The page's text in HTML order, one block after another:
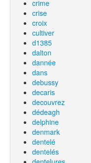
crime
crise
croix
cultiver
d1385
dalton
dannée
dans
debussy
decaris
decouvrez
dédeagh
delphine
denmark
dentelé
dentelés